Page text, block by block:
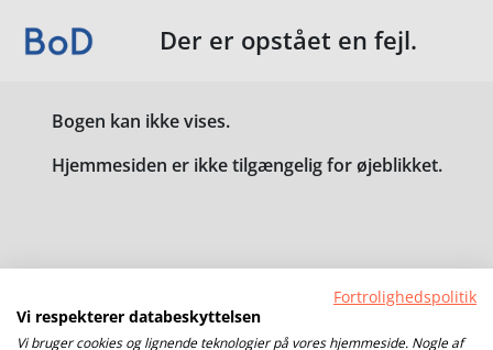
Der er opstået en fejl.
Bogen kan ikke vises.
Hjemmesiden er ikke tilgængelig for øjeblikket.
Fortrolighedspolitik
Vi respekterer databeskyttelsen
Vi bruger cookies og lignende teknologier på vores hjemmeside. Nogle af